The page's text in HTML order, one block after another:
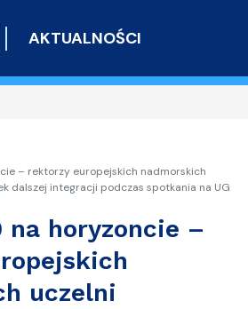
do
AKTUALNOŚCI
– rektorzy europejskich nadmorskich
dalszej integracji podczas spotkania na UG
na horyzoncie –
uczelni